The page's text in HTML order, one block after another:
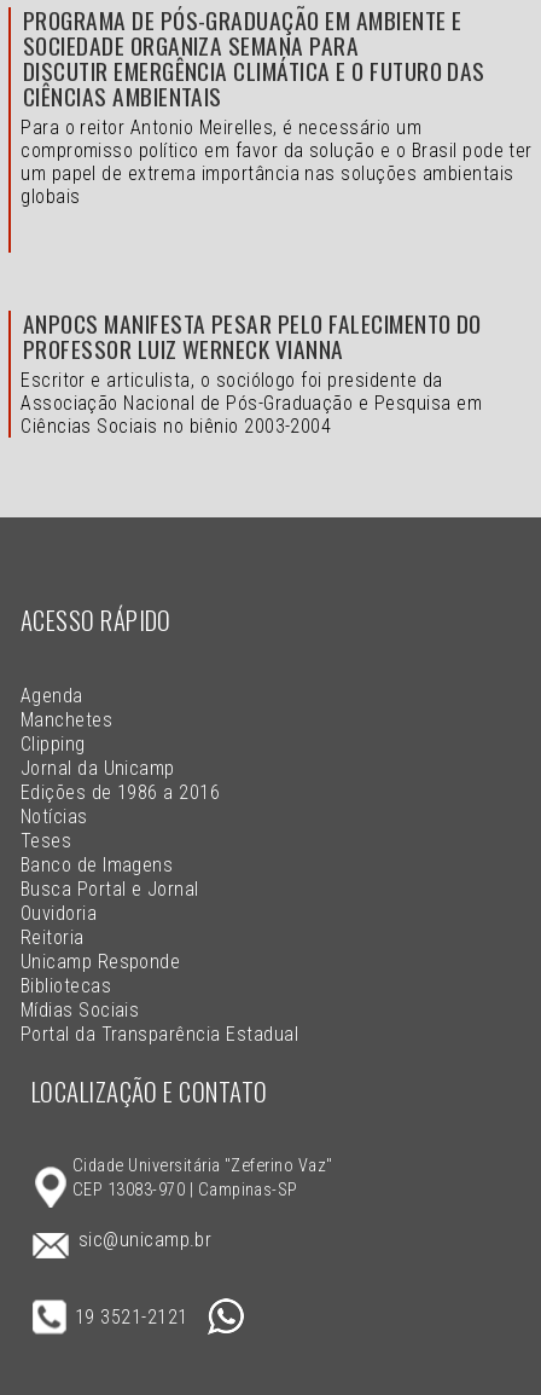
PROGRAMA DE PÓS-GRADUAÇÃO EM AMBIENTE E
SOCIEDADE ORGANIZA SEMANA PARA
DISCUTIR EMERGÊNCIA CLIMÁTICA E O FUTURO DAS
CIÊNCIAS AMBIENTAIS
Para o reitor Antonio Meirelles, é necessário um
compromisso político em favor da solução e o Brasil pode ter
um papel de extrema importância nas soluções ambientais
globais
ANPOCS MANIFESTA PESAR PELO FALECIMENTO DO
PROFESSOR LUIZ WERNECK VIANNA
Escritor e articulista, o sociólogo foi presidente da
Associação Nacional de Pós-Graduação e Pesquisa em
Ciências Sociais no biênio 2003-2004
ACESSO RÁPIDO
Agenda
Manchetes
Clipping
Jornal da Unicamp
Edições de 1986 a 2016
Notícias
Teses
Banco de Imagens
Busca Portal e Jornal
Ouvidoria
Reitoria
Unicamp Responde
Bibliotecas
Mídias Sociais
Portal da Transparência Estadual
LOCALIZAÇÃO E CONTATO
Cidade Universitária "Zeferino Vaz"
CEP 13083-970 | Campinas-SP
sic@unicamp.br
19 3521-2121